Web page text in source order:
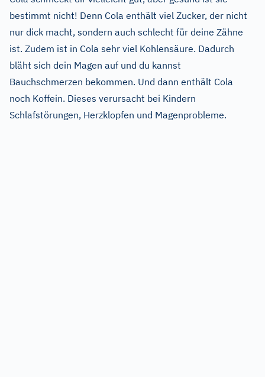
bestimmt nicht! Denn Cola enthält viel Zucker, der nicht
nur dick macht, sondern auch schlecht für deine Zähne
ist. Zudem ist in Cola sehr viel Kohlensäure. Dadurch
bläht sich dein Magen auf und du kannst
Bauchschmerzen bekommen. Und dann enthält Cola
noch Koffein. Dieses verursacht bei Kindern
Schlafstörungen, Herzklopfen und Magenprobleme.